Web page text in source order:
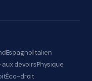
EspagnolItalien
aux devoirsPhysique
Éco-droit